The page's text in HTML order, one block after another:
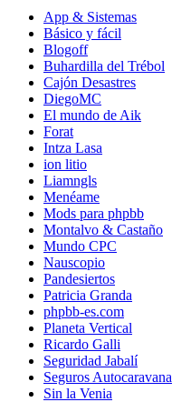
App & Sistemas
Básico y fácil
Blogoff
Buhardilla del Trébol
Cajón Desastres
DiegoMC
El mundo de Aik
Forat
Intza Lasa
ion litio
Liamngls
Menéame
Mods para phpbb
Montalvo & Castaño
Mundo CPC
Nauscopio
Pandesiertos
Patricia Granda
phpbb-es.com
Planeta Vertical
Ricardo Galli
Seguridad Jabalí
Seguros Autocaravana
Sin la Venia